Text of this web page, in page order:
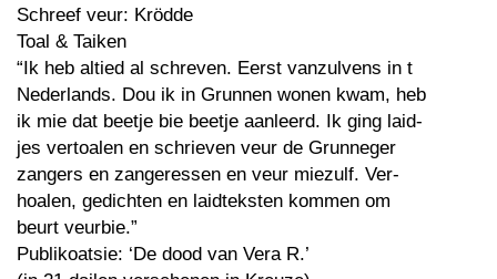
Schreef veur: Krödde
Toal & Taiken
“Ik heb altied al schreven. Eerst vanzulvens in t
Nederlands. Dou ik in Grunnen wonen kwam, heb
ik mie dat beetje bie beetje aanleerd. Ik ging laid-
jes vertoalen en schrieven veur de Grunneger
zangers en zangeressen en veur miezulf. Ver-
hoalen, gedichten en laidteksten kommen om
beurt veurbie.”
Publikoatsie: ‘De dood van Vera R.’